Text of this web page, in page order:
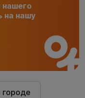
нашего
на нашу